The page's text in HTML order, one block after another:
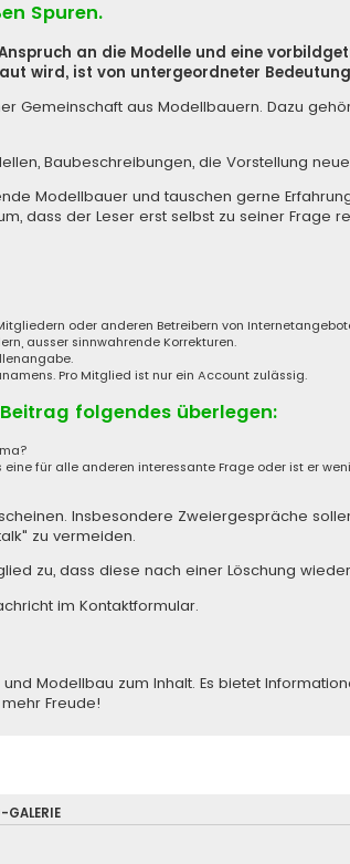
Spuren.
an die Modelle und eine
wird, ist von untergeordneter
Gemeinschaft aus Modellbauern. Dazu
Baubeschreibungen, die Vorstellung
Modellbauer und tauschen gerne
dass der Leser erst selbst zu seiner Frage
oder anderen Betreibern von
ausser sinnwahrende Korrekturen.
Pro Mitglied ist nur ein Account zulässig.
folgendes überlegen:
für alle anderen interessante Frage oder ist er
Insbesondere Zweiergespräche
zu vermeiden.
zu, dass diese nach einer Löschung
im Kontaktformular.
Modellbau zum Inhalt. Es bietet
Freude!
GALERIE